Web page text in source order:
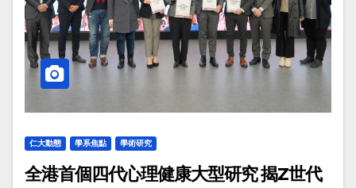
仁大動態 學系焦點 學術研究
全港首個四代心理健康大型研究 揭Z世代